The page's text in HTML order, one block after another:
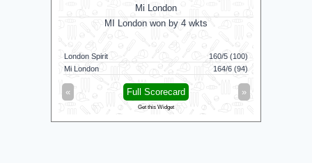
Mi London
MI London won by 4 wkts
London Spirit
160/5 (100)
Mi London
164/6 (94)
« »
Full Scorecard
Get this Widget